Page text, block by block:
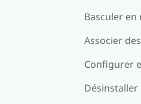
Basculer
Associer
Configurer
Désinstaller